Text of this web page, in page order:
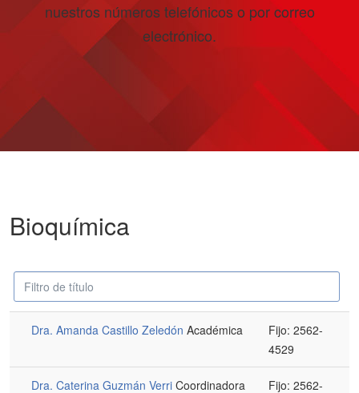
nuestros números telefónicos o por correo
electrónico.
Bioquímica
Despublicado Campo
'Filtrar'
Dra. Amanda Castillo Zeledón Académica
Fijo: 2562-
4529
Dra. Caterina Guzmán Verri Coordinadora Fijo: 2562-